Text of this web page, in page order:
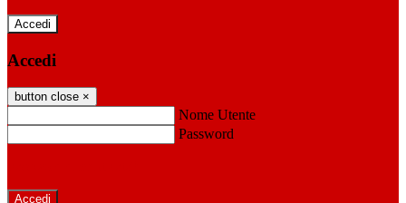
Accedi
Accedi
button close ×
Nome Utente
Password